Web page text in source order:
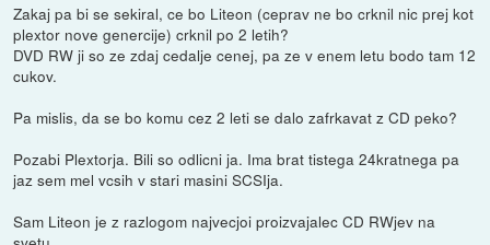
Zakaj pa bi se sekiral, ce bo Liteon (ceprav ne bo crknil nic prej kot
plextor nove genercije) crknil po 2 letih?
DVD RW ji so ze zdaj cedalje cenej, pa ze v enem letu bodo tam 12
cukov.
Pa mislis, da se bo komu cez 2 leti se dalo zafrkavat z CD peko?
Pozabi Plextorja. Bili so odlicni ja. Ima brat tistega 24kratnega pa
jaz sem mel vcsih v stari masini SCSIja.
Sam Liteon je z razlogom najvecjoi proizvajalec CD RWjev na